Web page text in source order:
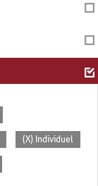
(X) Individuel